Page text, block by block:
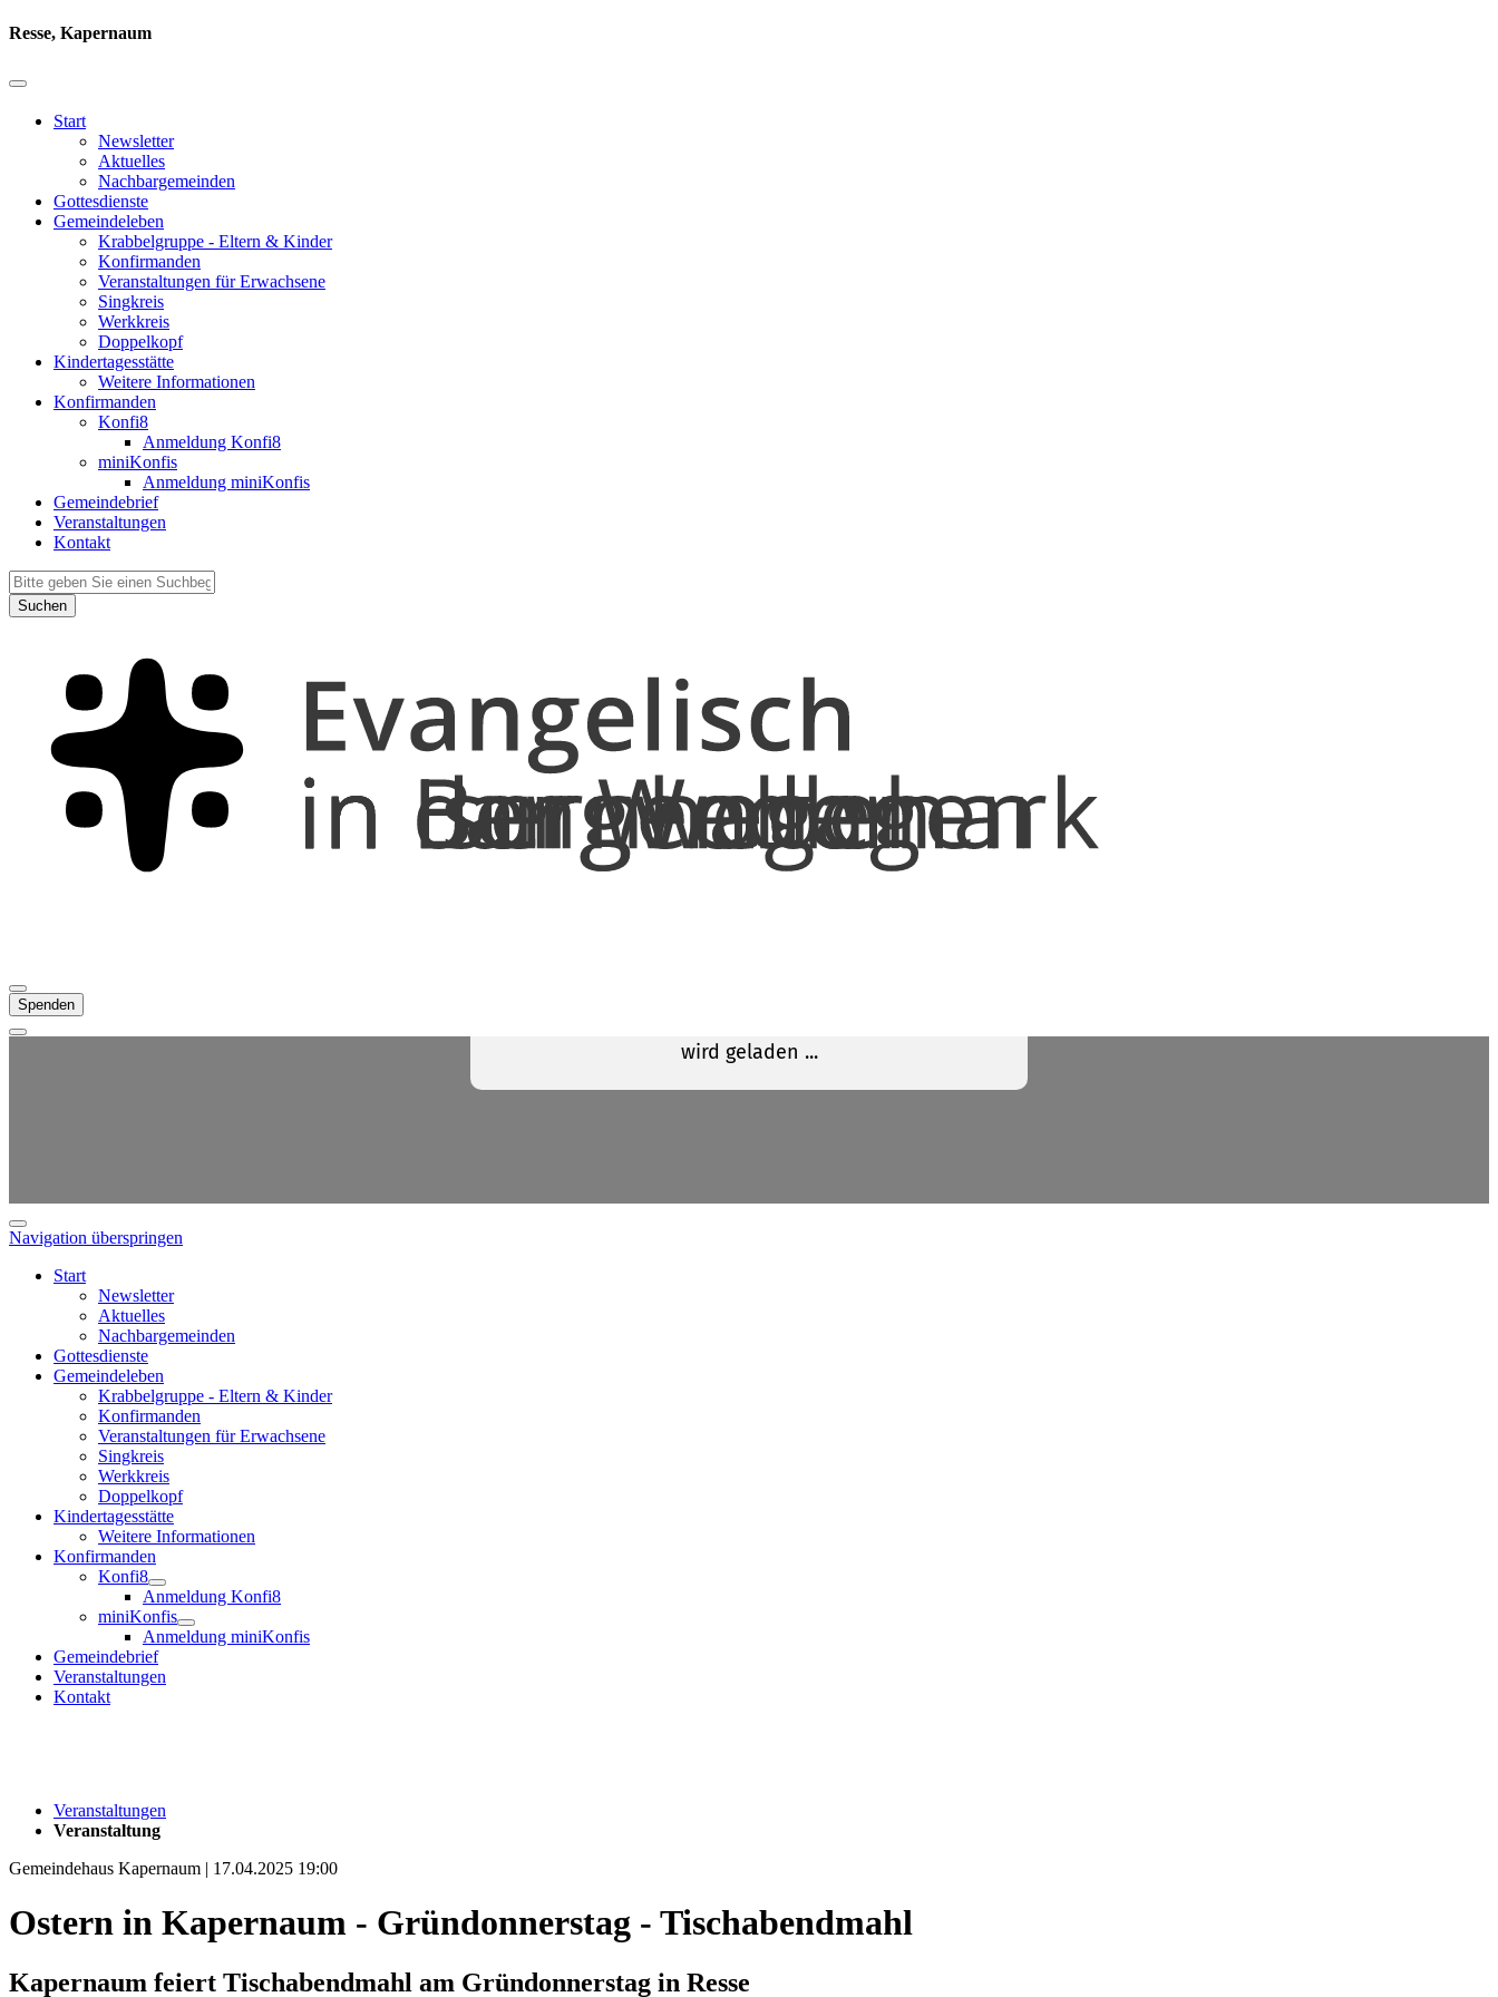
Resse, Kapernaum
Start
Newsletter
Aktuelles
Nachbargemeinden
Gottesdienste
Gemeindeleben
Krabbelgruppe - Eltern & Kinder
Konfirmanden
Veranstaltungen für Erwachsene
Singkreis
Werkkreis
Doppelkopf
Kindertagesstätte
Weitere Informationen
Konfirmanden
Konfi8
Anmeldung Konfi8
miniKonfis
Anmeldung miniKonfis
Gemeindebrief
Veranstaltungen
Kontakt
Suchen
Spenden
Navigation überspringen
Start
Newsletter
Aktuelles
Nachbargemeinden
Gottesdienste
Gemeindeleben
Krabbelgruppe - Eltern & Kinder
Konfirmanden
Veranstaltungen für Erwachsene
Singkreis
Werkkreis
Doppelkopf
Kindertagesstätte
Weitere Informationen
Konfirmanden
Konfi8
Anmeldung Konfi8
miniKonfis
Anmeldung miniKonfis
Gemeindebrief
Veranstaltungen
Kontakt
Veranstaltungen
Veranstaltung
Gemeindehaus Kapernaum | 17.04.2025 19:00
Ostern in Kapernaum - Gründonnerstag - Tischabendmahl
Kapernaum feiert Tischabendmahl am Gründonnerstag in Resse